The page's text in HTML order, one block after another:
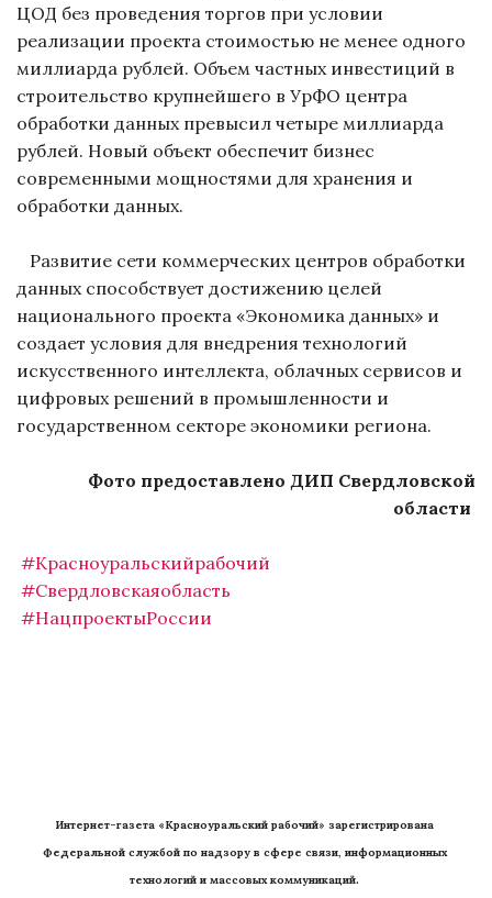
ЦОД без проведения торгов при условии
реализации проекта стоимостью не менее одного
миллиарда рублей. Объем частных инвестиций в
строительство крупнейшего в УрФО центра
обработки данных превысил четыре миллиарда
рублей. Новый объект обеспечит бизнес
современными мощностями для хранения и
обработки данных.
Развитие сети коммерческих центров обработки
данных способствует достижению целей
национального проекта «Экономика данных» и
создает условия для внедрения технологий
искусственного интеллекта, облачных сервисов и
цифровых решений в промышленности и
государственном секторе экономики региона.
Фото предоставлено ДИП Свердловской
области
#Красноуральскийрабочий
#Свердловскаяобласть
#НацпроектыРоссии
Интернет-газета «Красноуральский рабочий» зарегистрирована
Федеральной службой по надзору в сфере связи, информационных
технологий и массовых коммуникаций.